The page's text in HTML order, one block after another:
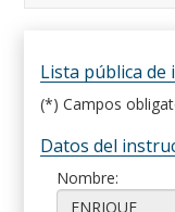
Lista pública
(*) Campos
Datos del
Nombre: